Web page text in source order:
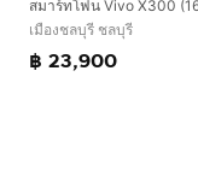
เมืองชลบุรี ชลบุรี
฿ 23,900